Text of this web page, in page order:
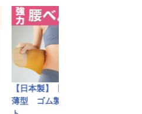
【日本製】【国産】
型 ゴム製腰ベル